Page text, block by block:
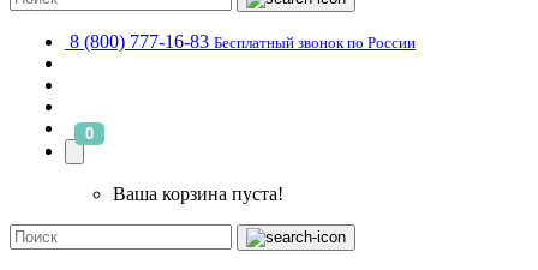
8 (800) 777-16-83 Бесплатный звонок по России
0
Ваша корзина пуста!